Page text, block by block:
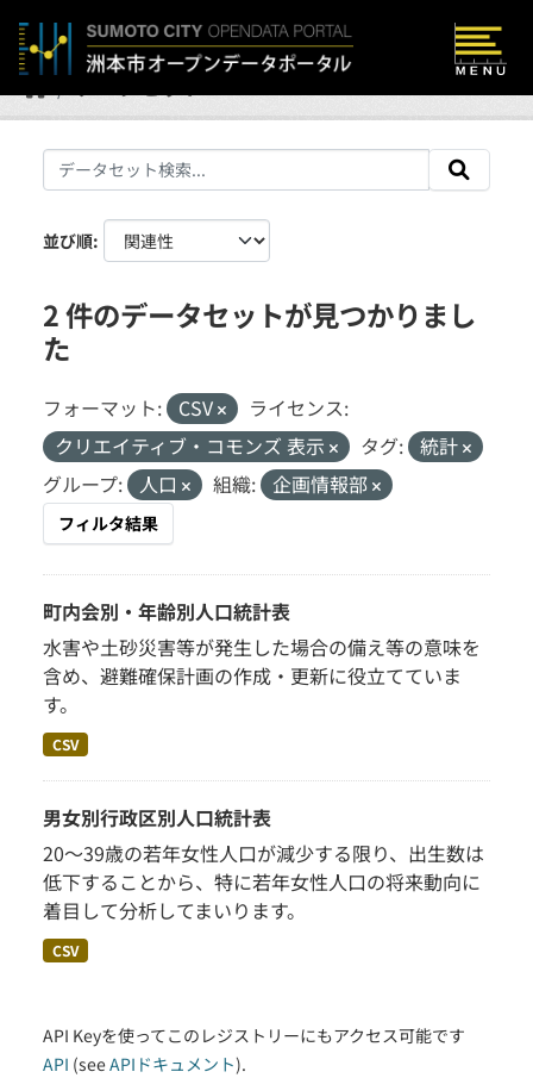
並び順
2 件のデータセットが見つかりまし
た
フォーマット: CSV
ライセンス:
クリエイティブ・コモンズ 表示
タグ: 統計
グループ:
人口 組織: 企画情報部
フィルタ結果
町内会別・年齢別人口統計表
水害や土砂災害等が発生した場合の備え等の意味を
含め、避難確保計画の作成・更新に役立てていま
す。
CSV
男女別行政区別人口統計表
20～39歳の若年女性人口が減少する限り、出生数は
低下することから、特に若年女性人口の将来動向に
着目して分析してまいります。
CSV
API Keyを使ってこのレジストリーにもアクセス可能です
API (seeAPIドキュメント).